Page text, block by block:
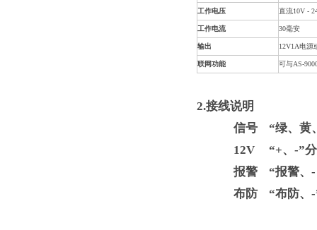
工作电压 直流10V -
工作电流 30毫安
输出 12V1A电源
联网功能 可与AS-
2.接线说明
信号 “绿、黄
12V “+、-”
报警
“报警、-
布防 “布防、-”